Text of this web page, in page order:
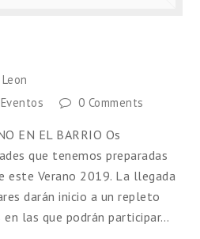
0 Comments
EN EL BARRIO Os
que tenemos preparadas
este Verano 2019. La llegada
darán inicio a un repleto
las que podrán participar…